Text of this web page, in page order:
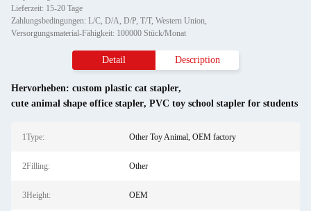
Lieferzeit: 15-20 Tage
Zahlungsbedingungen: L/C, D/A, D/P, T/T, Western Union,
Versorgungsmaterial-Fähigkeit: 100000 Stück/Monat
Detail Description
Hervorheben: custom plastic cat stapler,
cute animal shape office stapler, PVC toy school stapler for students
1Type: Other Toy Animal, OEM factory
2Filling: Other
3Height: OEM